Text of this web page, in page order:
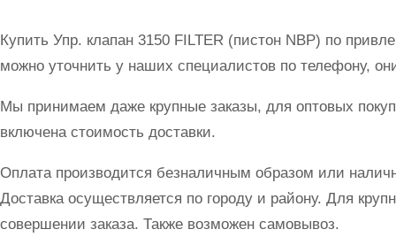
Купить Упр. клапан 3150 FILTER (пистон NBP) по
можно уточнить у наших специалистов по телефону,
Мы принимаем даже крупные заказы, для оптовых
включена стоимость доставки.
Оплата производится безналичным образом или
Доставка осуществляется по городу и району. Для
совершении заказа. Также возможен самовывоз.